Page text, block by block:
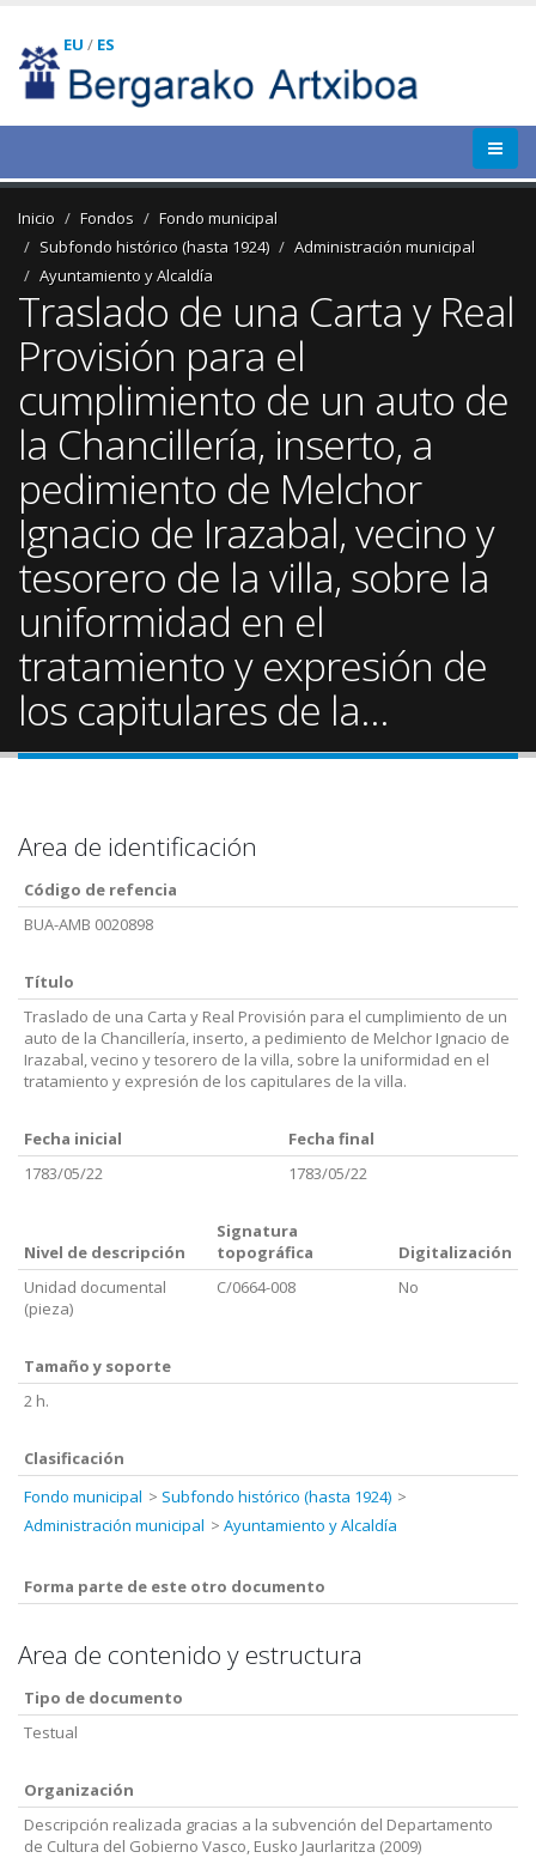
EU / ES
Inicio Fondos
Fondo municipal
Subfondo histórico (hasta 1924)
Administración municipal
Ayuntamiento y Alcaldía
Traslado de una Carta y Real
Provisión para el
cumplimiento de un auto de
la Chancillería, inserto, a
pedimiento de Melchor
Ignacio de Irazabal, vecino y
tesorero de la villa, sobre la
uniformidad en el
tratamiento y expresión de
los capitulares de la...
Area de identificación
Código de refencia
BUA-AMB 0020898
Título
Traslado de una Carta y Real Provisión para el cumplimiento de un
auto de la Chancillería, inserto, a pedimiento de Melchor Ignacio de
Irazabal, vecino y tesorero de la villa, sobre la uniformidad en el
tratamiento y expresión de los capitulares de la villa.
Fecha inicial
Fecha final
1783/05/22
1783/05/22
Nivel de descripción
Signatura
topográfica
Digitalización
Unidad documental
(pieza)
C/0664-008 No
Tamaño y soporte
2 h.
Clasificación
Fondo municipal
Subfondo histórico (hasta 1924)
Administración municipal
Ayuntamiento y Alcaldía
Forma parte de este otro documento
Area de contenido y estructura
Tipo de documento
Testual
Organización
Descripción realizada gracias a la subvención del Departamento
de Cultura del Gobierno Vasco, Eusko Jaurlaritza (2009)